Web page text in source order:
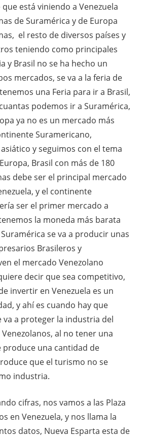
está viniendo a Venezuela
de Suramérica y de Europa
el resto de diversos países y
teniendo como principales
y Brasil no se ha hecho un
mercados, se va a la feria de
una Feria para ir a Brasil,
podemos ir a Suramérica,
ya no es un mercado más
Suramericano,
y seguimos con el tema
Brasil con más de 180
debe ser el principal mercado
y el continente
ser el primer mercado a
la moneda más barata
se va a producir unas
Brasileros y
el mercado Venezolano
decir que sea competitivo,
invertir en Venezuela es un
y ahí es cuando hay que
va a proteger la industria del
al no tener una
produce una cantidad de
que el turismo no se
industria.
cifras, nos vamos a las Plaza
en Venezuela, y nos llama la
datos, Nueva Esparta esta de